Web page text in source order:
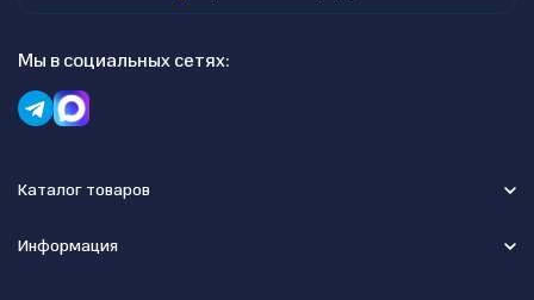
Мы в социальных сетях:
Каталог товаров
Информация